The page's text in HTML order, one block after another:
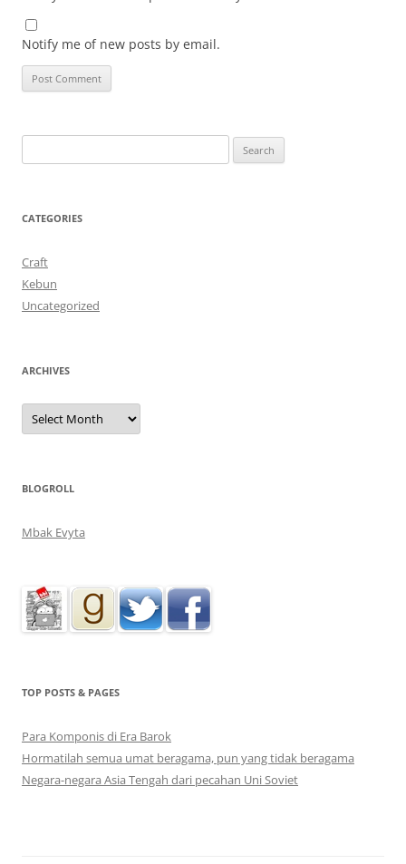
Notify me of new posts by email.
for:
CATEGORIES
Craft
Kebun
Uncategorized
ARCHIVES
Archives
BLOGROLL
Mbak Evyta
TOP POSTS & PAGES
Para Komponis di Era Barok
Hormatilah semua umat beragama, pun yang tidak beragama
Negara-negara Asia Tengah dari pecahan Uni Soviet